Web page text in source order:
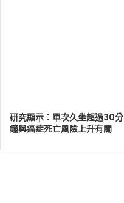
研究顯示：單次久坐超過30分
鐘與癌症死亡風險上升有關